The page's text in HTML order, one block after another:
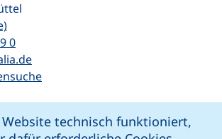
technisch funktioniert,
(externer Link, öffnet neues Fenster)
0(startet einen Telefonanruf, wenn Ihr
(öffnet Ihr E-Mail-Programm)